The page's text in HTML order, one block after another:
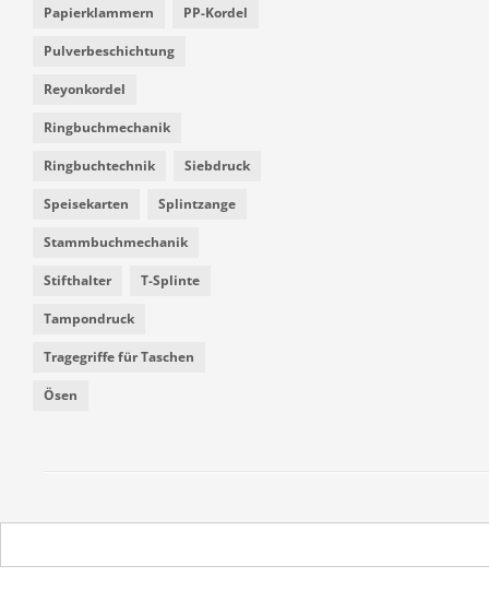
Papierklammern PP-Kordel
Pulverbeschichtung
Reyonkordel
Ringbuchmechanik
Ringbuchtechnik Siebdruck
Speisekarten Splintzange
Stammbuchmechanik
Stifthalter T-Splinte
Tampondruck
Tragegriffe für Taschen
Ösen